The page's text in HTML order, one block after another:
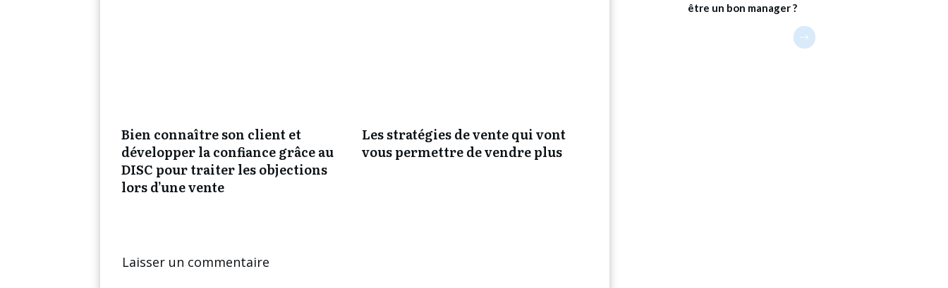
Bien connaître son client et
développer la confiance grâce au
DISC pour traiter les objections
lors d’une vente
Les stratégies de vente qui vont
vous permettre de vendre plus
Laisser un commentaire
être un bon manager ?